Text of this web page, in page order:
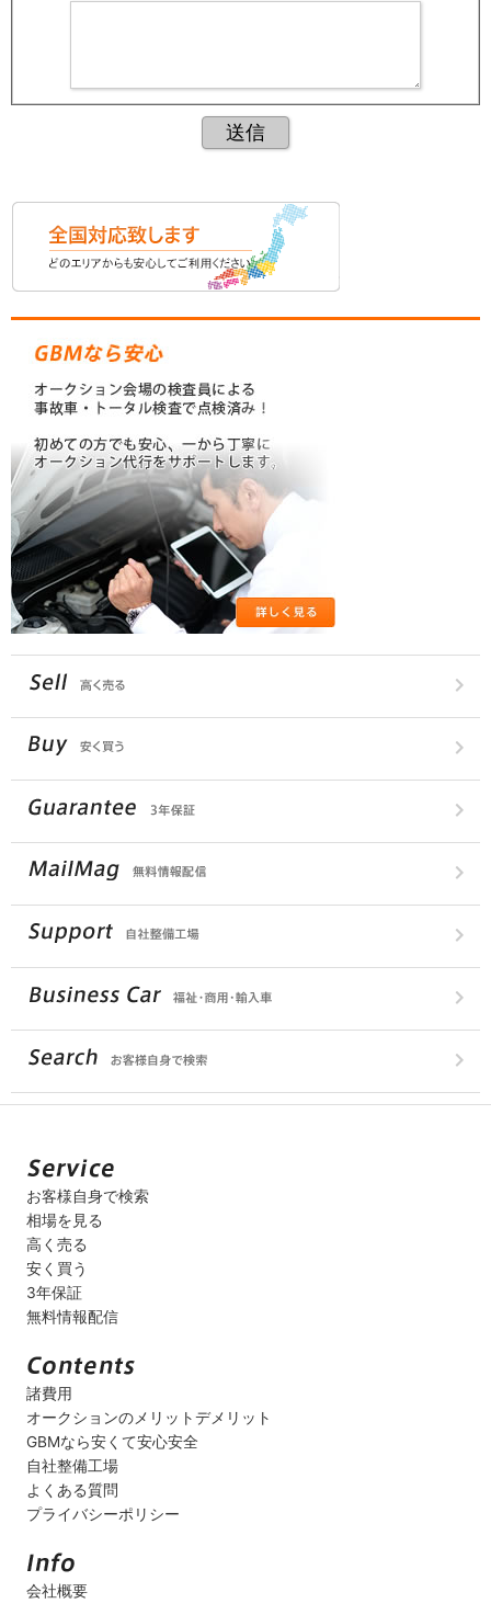
お客様自身で検索
相場を見る
高く売る
安く買う
3年保証
無料情報配信
諸費用
オークションのメリットデメリット
GBMなら安くて安心安全
自社整備工場
よくある質問
プライバシーポリシー
会社概要